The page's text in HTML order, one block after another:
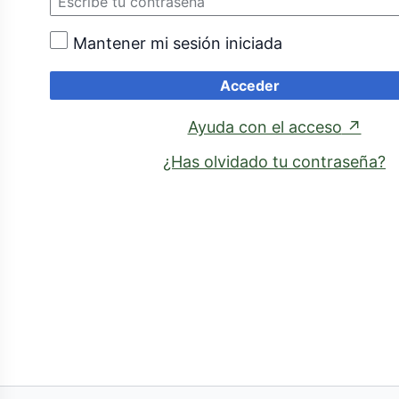
Mantener mi sesión iniciada
Acceder
Ayuda con el acceso ↗
¿Has olvidado tu contraseña?